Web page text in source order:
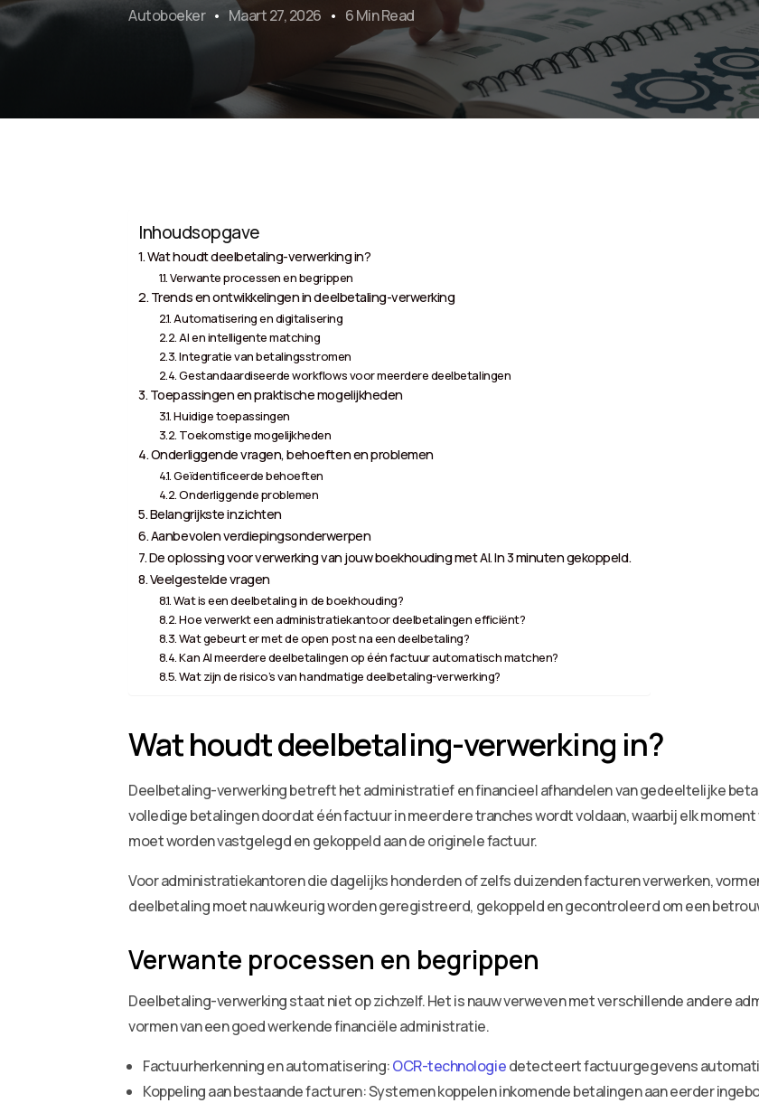
Autoboeker Maart 27, 2026 6 Min Read
Inhoudsopgave
Wat houdt deelbetaling-verwerking in?
Verwante processen en begrippen
Trends en ontwikkelingen in deelbetaling-verwerking
Automatisering en digitalisering
AI en intelligente matching
Integratie van betalingsstromen
Gestandaardiseerde workflows voor meerdere deelbetalingen
Toepassingen en praktische mogelijkheden
Huidige toepassingen
Toekomstige mogelijkheden
Onderliggende vragen, behoeften en problemen
Geïdentificeerde behoeften
Onderliggende problemen
Belangrijkste inzichten
Aanbevolen verdiepingsonderwerpen
De oplossing voor verwerking van jouw boekhouding met AI. In 3 minuten gekoppeld.
Veelgestelde vragen
Wat is een deelbetaling in de boekhouding?
Hoe verwerkt een administratiekantoor deelbetalingen efficiënt?
Wat gebeurt er met de open post na een deelbetaling?
Kan AI meerdere deelbetalingen op één factuur automatisch matchen?
Wat zijn de risico’s van handmatige deelbetaling-verwerking?
Wat houdt deelbetaling-verwerking in?
Deelbetaling-verwerking betreft het administratief en financieel afhandelen van gedeeltelijke
volledige betalingen doordat één factuur in meerdere tranches wordt voldaan, waarbij elk
moet worden vastgelegd en gekoppeld aan de originele factuur.
Voor administratiekantoren die dagelijks honderden of zelfs duizenden facturen verwerken,
deelbetaling moet nauwkeurig worden geregistreerd, gekoppeld en gecontroleerd om een
Verwante processen en begrippen
Deelbetaling-verwerking staat niet op zichzelf. Het is nauw verweven met verschillende andere
vormen van een goed werkende financiële administratie.
Factuurherkenning en automatisering:OCR-technologiedetecteert factuurgegevens
Koppeling aan bestaande facturen: Systemen koppelen inkomende betalingen aan eerder